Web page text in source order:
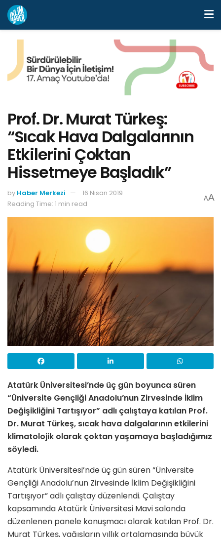
Prof. Dr. Murat Türkeş:
“Sıcak Hava Dalgalarının
Etkilerini Çoktan
Hissetmeye Başladık”
by Haber Merkezi
16 Nisan 2019
Reading Time: 1 min read
AA
Atatürk Üniversitesi’nde üç gün boyunca süren
“Üniversite Gençliği Anadolu’nun Zirvesinde İklim
Değişikliğini Tartışıyor” adlı çalıştaya katılan Prof.
Dr. Murat Türkeş, sıcak hava dalgalarının etkilerini
klimatolojik olarak çoktan yaşamaya başladığımız
söyledi.
Atatürk Üniversitesi’nde üç gün süren “Üniversite
Gençliği Anadolu’nun Zirvesinde İklim Değişikliğini
Tartışıyor” adlı çalıştay düzenlendi. Çalıştay
kapsamında Atatürk Üniversitesi Mavi salonda
düzenlenen panele konuşmacı olarak katılan Prof. Dr.
Murat Türkeş, yağışların yıllık ortalamasında büyük